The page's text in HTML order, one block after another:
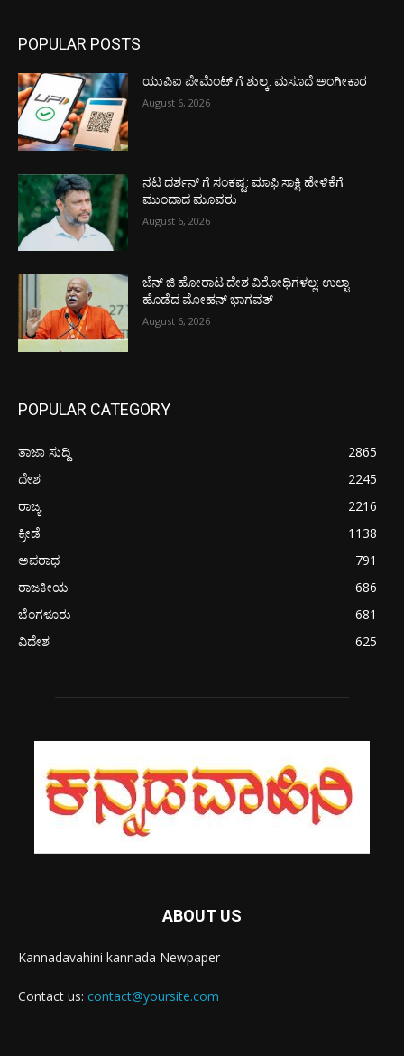
POPULAR POSTS
ಯುಪಿಐ ಪೇಮೆಂಟ್ ಗೆ ಶುಲ್ಕ: ಮಸೂದೆ ಅಂಗೀಕಾರ
August 6, 2026
ನಟ ದರ್ಶನ್ ಗೆ ಸಂಕಷ್ಟ: ಮಾಫಿ ಸಾಕ್ಷಿ ಹೇಳಿಕೆಗೆ
ಮುಂದಾದ ಮೂವರು
August 6, 2026
ಜೆನ್ ಜಿ ಹೋರಾಟ ದೇಶ ವಿರೋಧಿಗಳಲ್ಲ: ಉಲ್ಟಾ
ಹೊಡೆದ ಮೋಹನ್ ಭಾಗವತ್
August 6, 2026
POPULAR CATEGORY
ತಾಜಾ ಸುದ್ದಿ
2865
ದೇಶ
2245
ರಾಜ್ಯ
2216
ಕ್ರೀಡೆ
1138
ಅಪರಾಧ
791
ರಾಜಕೀಯ
686
ಬೆಂಗಳೂರು
681
ವಿದೇಶ
625
ABOUT US
Kannadavahini kannada Newpaper
Contact us: contact@yoursite.com